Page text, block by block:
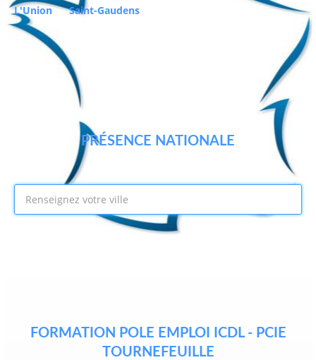
L'Union
Saint-Gaudens
PRÉSENCE NATIONALE
FORMATION POLE EMPLOI ICDL - PCIE
TOURNEFEUILLE